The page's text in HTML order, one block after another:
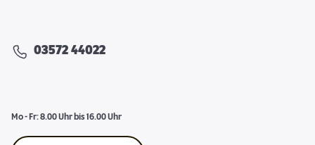
03572 44022
Mo - Fr: 8.00 Uhr bis 16.00 Uhr